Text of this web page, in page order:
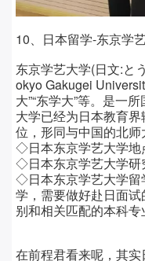
10、日本留学-东京学
东京学艺大学(日文:と
okyo Gakugei
大”“东学大”等。是一
大学已经为日本教育
位，形同与中国的北师
◇日本东京学艺大学地
◇日本东京学艺大学研
◇日本东京学艺大学留
学，需要做好赴日面
别和相关匹配的本科专
在前程君看来呢，其实